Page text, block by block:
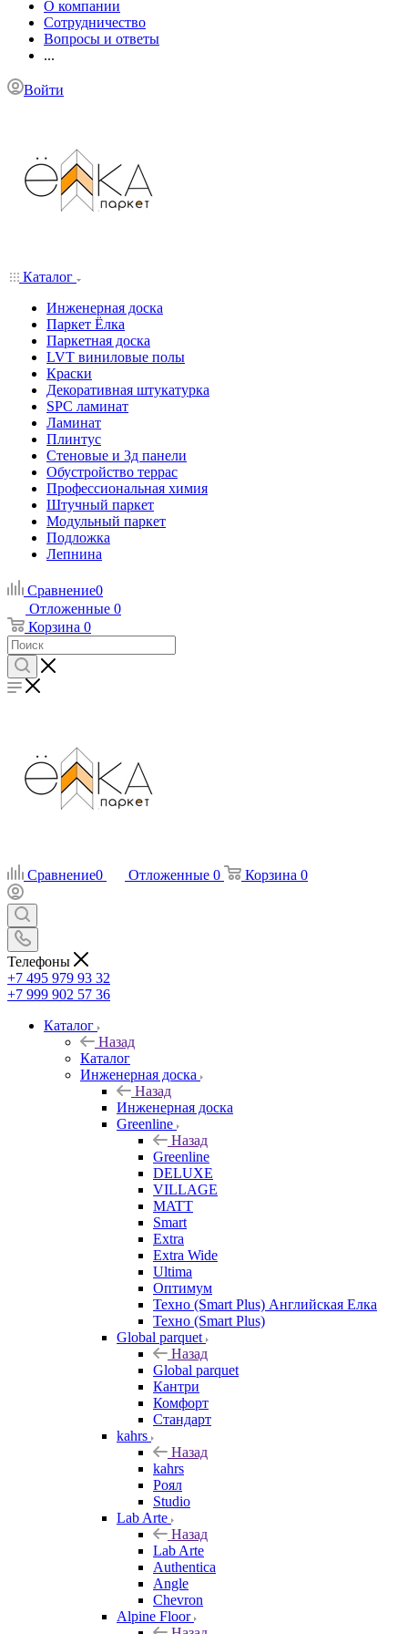
О компании
Сотрудничество
Вопросы и ответы
...
Войти
Каталог
Инженерная доска
Паркет Ёлка
Паркетная доска
LVT виниловые полы
Краски
Декоративная штукатурка
SPC ламинат
Ламинат
Плинтус
Стеновые и 3д панели
Обустройство террас
Профессиональная химия
Штучный паркет
Модульный паркет
Подложка
Лепнина
Сравнение0
Отложенные 0
Корзина 0
Сравнение0 Отложенные 0 Корзина 0
Телефоны
+7 495 979 93 32
+7 999 902 57 36
Каталог
Назад
Каталог
Инженерная доска
Назад
Инженерная доска
Greenline
Назад
Greenline
DELUXE
VILLAGE
MATT
Smart
Extra
Extra Wide
Ultima
Оптимум
Техно (Smart Plus) Английская Елка
Техно (Smart Plus)
Global parquet
Назад
Global parquet
Кантри
Комфорт
Стандарт
kahrs
Назад
kahrs
Роял
Studio
Lab Arte
Назад
Lab Arte
Authentica
Angle
Chevron
Alpine Floor